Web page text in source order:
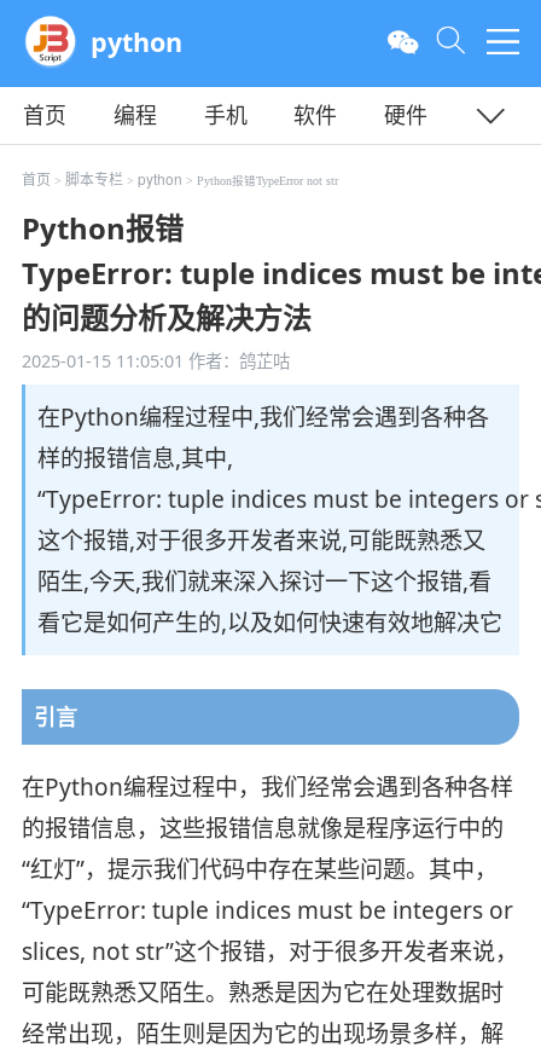
python
首页 编程 手机 软件
硬件
教程
平面 服务器
首页 > 脚本专栏> python > Python报错TypeError not str
Python报错
TypeError: tuple indices must be
的问题分析及解决方法
2025-01-15 11:05:01 作者：鸽芷咕
在Python编程过程中,我们经常会遇到各种各
样的报错信息,其中,
“TypeError: tuple indices must be integers or
这个报错,对于很多开发者来说,可能既熟悉又
陌生,今天,我们就来深入探讨一下这个报错,看
看它是如何产生的,以及如何快速有效地解决它
引言
在Python编程过程中，我们经常会遇到各种各样
的报错信息，这些报错信息就像是程序运行中的
“红灯”，提示我们代码中存在某些问题。其中，
“TypeError: tuple indices must be integers or
slices, not str”这个报错，对于很多开发者来说，
可能既熟悉又陌生。熟悉是因为它在处理数据时
经常出现，陌生则是因为它的出现场景多样，解